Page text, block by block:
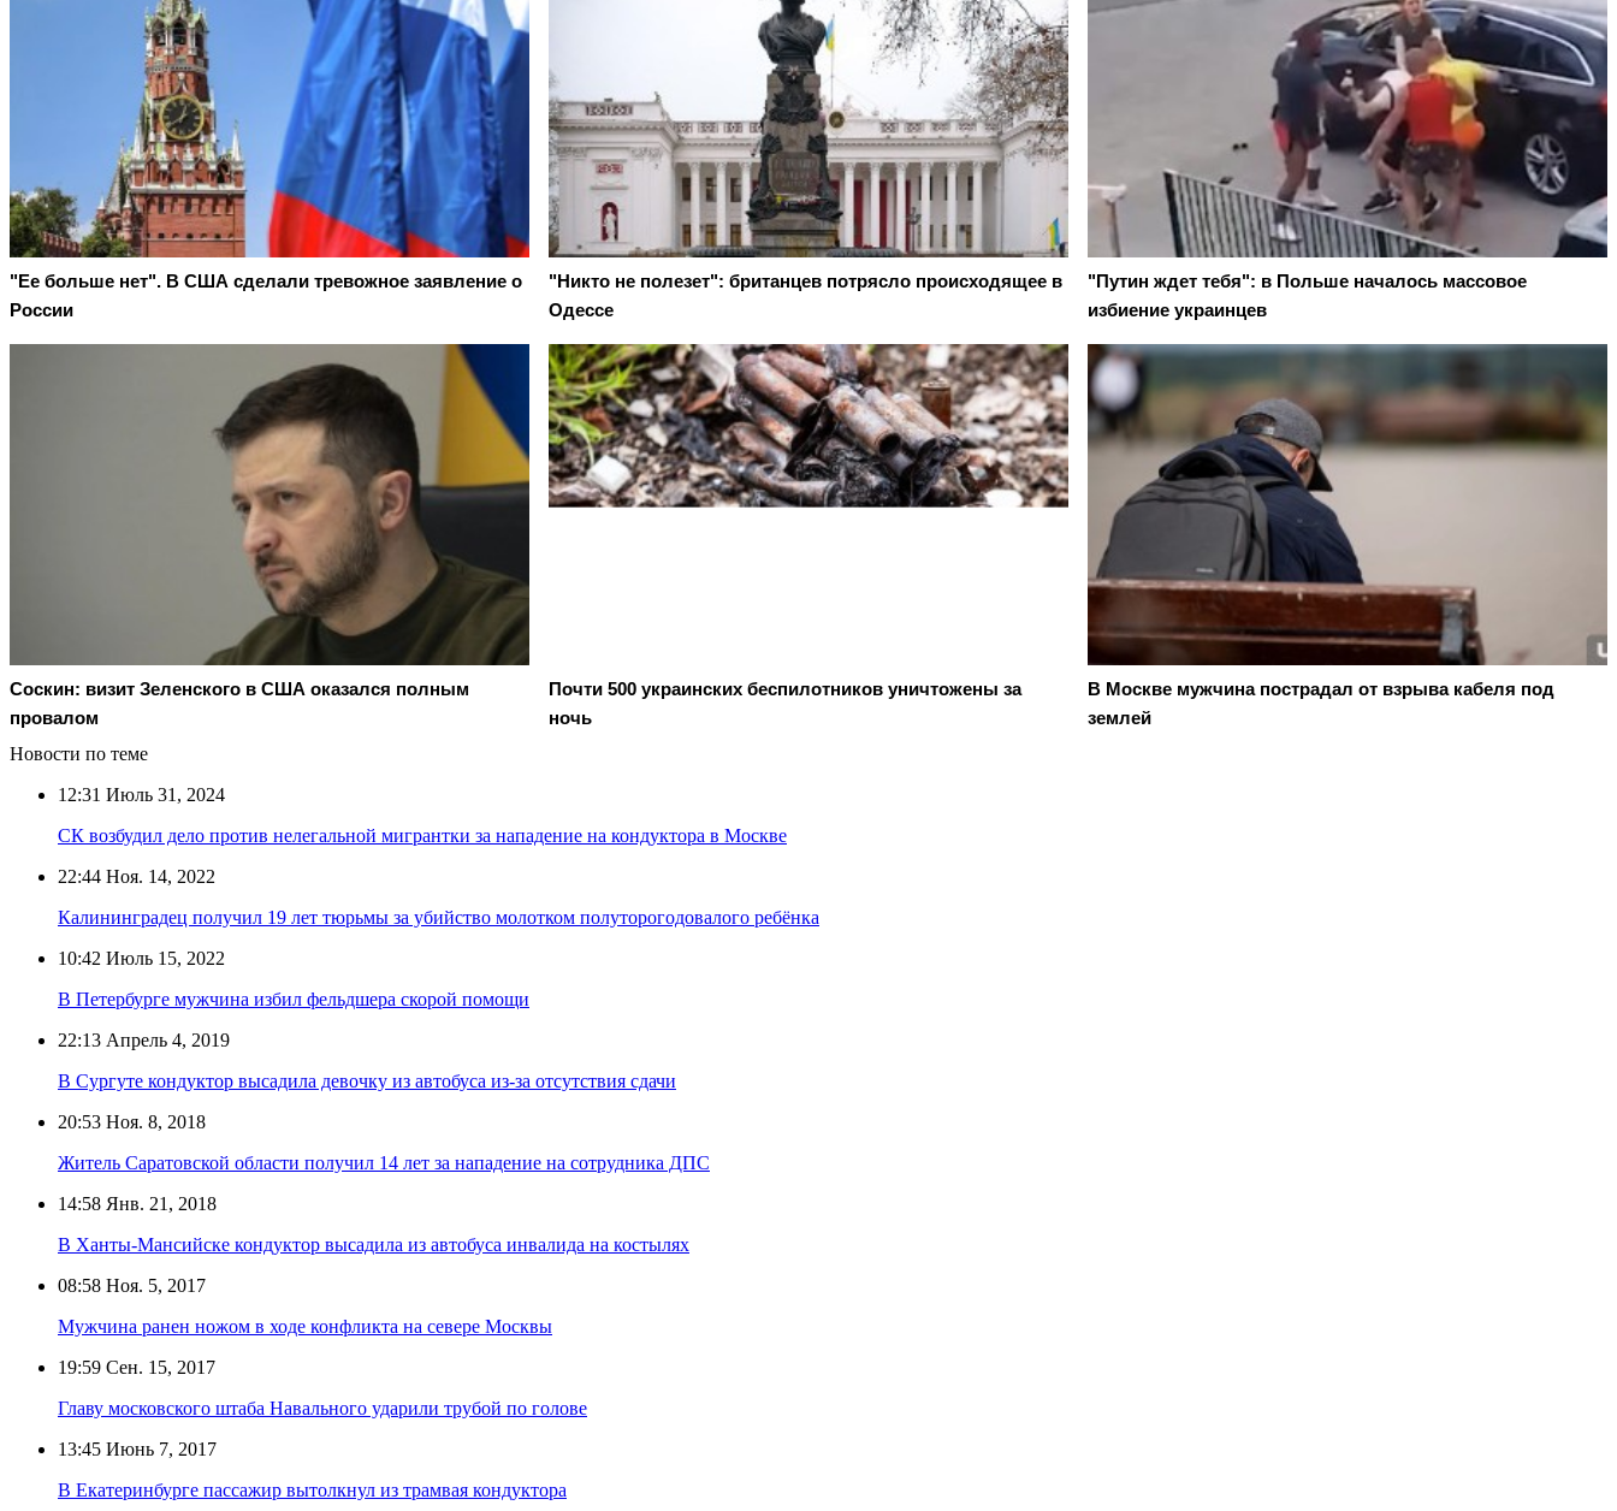
"Ее больше нет". В США сделали тревожное заявление о
России
"Никто не полезет": британцев потрясло происходящее в
Одессе
"Путин ждет тебя": в Польше началось массовое
избиение украинцев
Соскин: визит Зеленского в США оказался полным
провалом
Почти 500 украинских беспилотников уничтожены за
ночь
В Москве мужчина пострадал от взрыва кабеля под
землей
Новости по теме
12:31 Июль 31, 2024
СК возбудил дело против нелегальной мигрантки за нападение на кондуктора в Москве
22:44 Ноя. 14, 2022
Калининградец получил 19 лет тюрьмы за убийство молотком полуторогодовалого ребёнка
10:42 Июль 15, 2022
В Петербурге мужчина избил фельдшера скорой помощи
22:13 Апрель 4, 2019
В Сургуте кондуктор высадила девочку из автобуса из-за отсутствия сдачи
20:53 Ноя. 8, 2018
Житель Саратовской области получил 14 лет за нападение на сотрудника ДПС
14:58 Янв. 21, 2018
В Ханты-Мансийске кондуктор высадила из автобуса инвалида на костылях
08:58 Ноя. 5, 2017
Мужчина ранен ножом в ходе конфликта на севере Москвы
19:59 Сен. 15, 2017
Главу московского штаба Навального ударили трубой по голове
13:45 Июнь 7, 2017
В Екатеринбурге пассажир вытолкнул из трамвая кондуктора